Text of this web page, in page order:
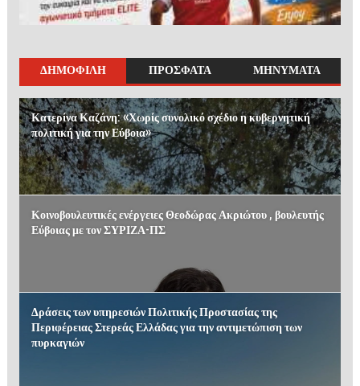
ΔΗΜΟΦΙΛΗ ΠΡΟΣΦΑΤΑ ΜΗΝΥΜΑΤΑ
Κατερίνα Καζάνη: «Χωρίς συνολικό σχέδιο η κυβερνητική
πολιτική για την Εύβοια»
Κοινοβουλευτικές ενέργειες Θεοδώρας Ακριώτου , βουλευτής
Εύβοιας με τον ΣΥΡΙΖΑ-ΠΣ
Δράσεις των υπηρεσιών Πολιτικής Προστασίας της
Περιφέρειας Στερεάς Ελλάδας για την αντιμετώπιση των
πυρκαγιών